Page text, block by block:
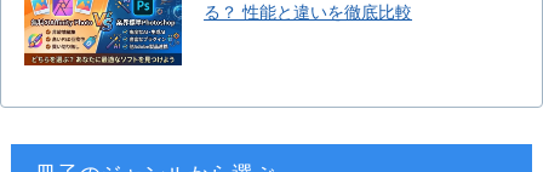
る？ 性能と違いを徹底比較